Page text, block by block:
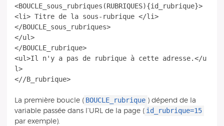
<BOUCLE_sous_rubriques(RUBRIQUES){id_rubrique}>
<li> Titre de la sous-rubrique </li>
</BOUCLE_sous_rubriques>
</ul>
</BOUCLE_rubrique>
<ul>Il n'y a pas de rubrique à cette adresse.</u
l>
<//B_rubrique>
La première boucle ( BOUCLE_rubrique ) dépend de la
variable passée dans l’URL de la page ( id_rubrique=15
par exemple).